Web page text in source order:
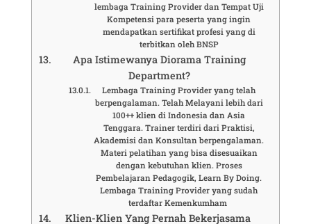
lembaga Training Provider dan Tempat Uji
Kompetensi para peserta yang ingin
mendapatkan sertifikat profesi yang di
terbitkan oleh BNSP
Apa Istimewanya Diorama Training
Department?
Lembaga Training Provider yang telah
berpengalaman. Telah Melayani lebih dari
100++ klien di Indonesia dan Asia
Tenggara. Trainer terdiri dari Praktisi,
Akademisi dan Konsultan berpengalaman.
Materi pelatihan yang bisa disesuaikan
dengan kebutuhan klien. Proses
Pembelajaran Pedagogik, Learn By Doing.
Lembaga Training Provider yang sudah
terdaftar Kemenkumham
Klien-Klien Yang Pernah Bekerjasama